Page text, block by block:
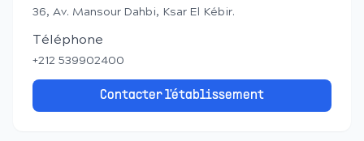
36, Av. Mansour Dahbi, Ksar El Kébir.
Téléphone
+212 539902400
Contacter l'établissement